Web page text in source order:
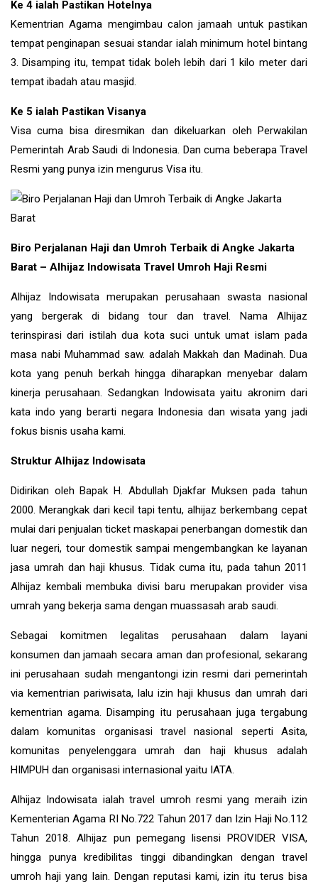
Ke 4 ialah Pastikan Hotelnya
Kementrian Agama mengimbau calon jamaah untuk pastikan
tempat penginapan sesuai standar ialah minimum hotel bintang
3. Disamping itu, tempat tidak boleh lebih dari 1 kilo meter dari
tempat ibadah atau masjid.
Ke 5 ialah Pastikan Visanya
Visa cuma bisa diresmikan dan dikeluarkan oleh Perwakilan
Pemerintah Arab Saudi di Indonesia. Dan cuma beberapa Travel
Resmi yang punya izin mengurus Visa itu.
Biro Perjalanan Haji dan Umroh Terbaik di Angke Jakarta
Barat – Alhijaz Indowisata Travel Umroh Haji Resmi
Alhijaz Indowisata merupakan perusahaan swasta nasional
yang bergerak di bidang tour dan travel. Nama Alhijaz
terinspirasi dari istilah dua kota suci untuk umat islam pada
masa nabi Muhammad saw. adalah Makkah dan Madinah. Dua
kota yang penuh berkah hingga diharapkan menyebar dalam
kinerja perusahaan. Sedangkan Indowisata yaitu akronim dari
kata indo yang berarti negara Indonesia dan wisata yang jadi
fokus bisnis usaha kami.
Struktur Alhijaz Indowisata
Didirikan oleh Bapak H. Abdullah Djakfar Muksen pada tahun
2000. Merangkak dari kecil tapi tentu, alhijaz berkembang cepat
mulai dari penjualan ticket maskapai penerbangan domestik dan
luar negeri, tour domestik sampai mengembangkan ke layanan
jasa umrah dan haji khusus. Tidak cuma itu, pada tahun 2011
Alhijaz kembali membuka divisi baru merupakan provider visa
umrah yang bekerja sama dengan muassasah arab saudi.
Sebagai komitmen legalitas perusahaan dalam layani
konsumen dan jamaah secara aman dan profesional, sekarang
ini perusahaan sudah mengantongi izin resmi dari pemerintah
via kementrian pariwisata, lalu izin haji khusus dan umrah dari
kementrian agama. Disamping itu perusahaan juga tergabung
dalam komunitas organisasi travel nasional seperti Asita,
komunitas penyelenggara umrah dan haji khusus adalah
HIMPUH dan organisasi internasional yaitu IATA.
Alhijaz Indowisata ialahtravel umroh resmi yang meraih izin
Kementerian Agama RI No.722 Tahun 2017 dan Izin Haji No.112
Tahun 2018. Alhijaz pun pemegang lisensi PROVIDER VISA,
hingga punya kredibilitas tinggi dibandingkan dengan travel
umroh haji yang lain. Dengan reputasi kami, izin itu terus bisa